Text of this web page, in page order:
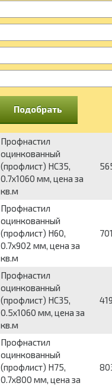
Подобрать
Профнастил
оцинкованный
(профлист) НС35,
0.7х1060 мм, цена за
кв.м
Профнастил
оцинкованный
(профлист) Н60,
0.7х902 мм, цена за
кв.м
701
Профнастил
оцинкованный
(профлист) НС35,
0.5х1060 мм, цена за
кв.м
419
Профнастил
оцинкованный
(профлист) Н75,
0.7х800 мм, цена за